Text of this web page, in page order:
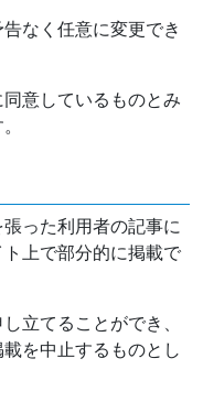
なく任意に変更でき
意しているものとみ
った利用者の記事に
上で部分的に掲載で
立てることができ、
を中止するものとし